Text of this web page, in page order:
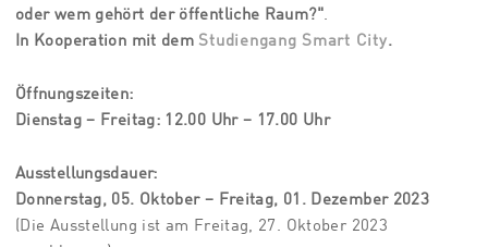
oder wem gehört der öffentliche Raum?".
In Kooperation mit dem Studiengang Smart City.
Öffnungszeiten:
Dienstag – Freitag: 12.00 Uhr – 17.00 Uhr
Ausstellungsdauer:
Donnerstag, 05. Oktober – Freitag, 01. Dezember 2023
(Die Ausstellung ist am Freitag, 27. Oktober 2023